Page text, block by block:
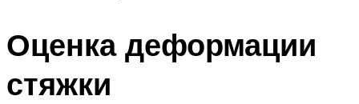
Оценка деформации
стяжки